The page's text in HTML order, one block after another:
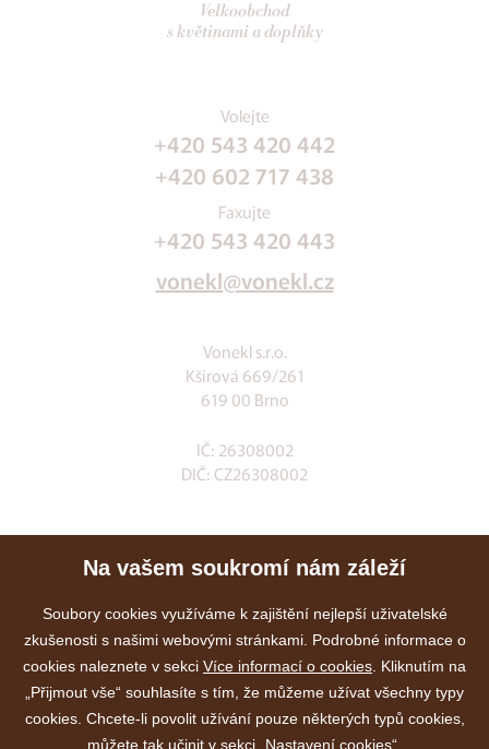
Velkoobchod
s květinami a doplňky
Volejte
+420 543 420 442
+420 602 717 438
Faxujte
+420 543 420 443
vonekl@vonekl.cz
Vonekl s.r.o.
Kšírová 669/261
619 00 Brno
IČ: 26308002
DIČ: CZ26308002
Klia.cz
E-shop
Služby
Akce
Kontakty
Na vašem soukromí nám záleží
Soubory cookies využíváme k zajištění nejlepší uživatelské
zkušenosti s našimi webovými stránkami. Podrobné informace o
cookies naleznete v sekci Více informací o cookies . Kliknutím na
„Přijmout vše“ souhlasíte s tím, že můžeme užívat všechny typy
cookies. Chcete-li povolit užívání pouze některých typů cookies,
můžete tak učinit v sekci „Nastavení cookies“.